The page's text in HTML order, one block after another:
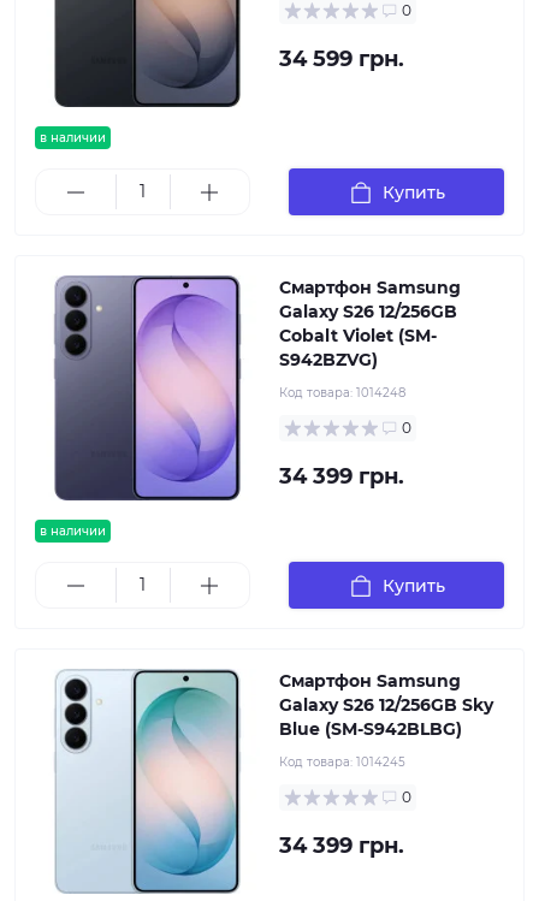
в наличии
0
34 599 грн.
Купить
в наличии
Смартфон Samsung
Galaxy S26 12/256GB
Cobalt Violet (SM-
S942BZVG)
Код товара: 1014248
0
34 399 грн.
Купить
Смартфон Samsung
Galaxy S26 12/256GB Sky
Blue (SM-S942BLBG)
Код товара: 1014245
0
34 399 грн.